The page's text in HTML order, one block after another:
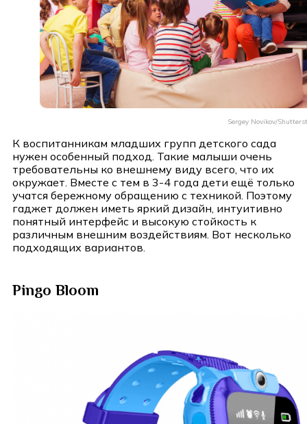
Sergey Novikov/
К воспитанникам младших групп детского сада
нужен особенный подход. Такие малыши очень
требовательны ко внешнему виду всего, что их
окружает. Вместе с тем в 3-4 года дети ещё только
учатся бережному обращению с техникой. Поэтому
гаджет должен иметь яркий дизайн, интуитивно
понятный интерфейс и высокую стойкость к
различным внешним воздействиям. Вот несколько
подходящих вариантов.
Pingo Bloom